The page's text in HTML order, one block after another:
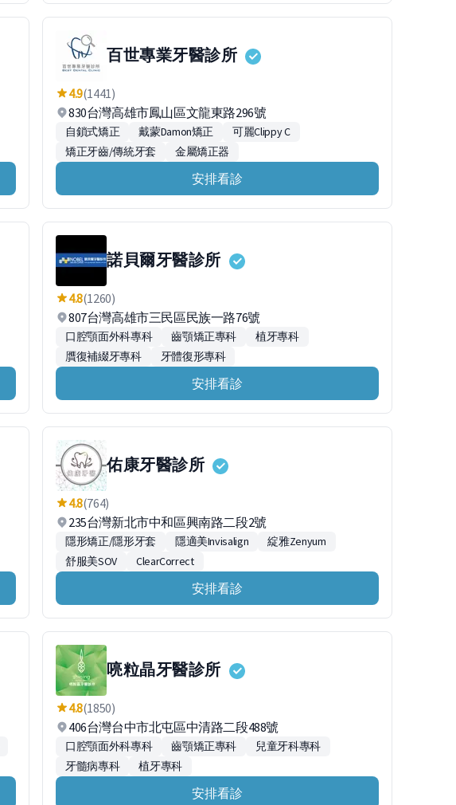
百世專業牙醫診所
4.9(1441)
830台灣高雄市鳳山區文龍東路296號
自鎖式矯正 戴蒙Damon矯正
可麗Clippy C
矯正牙齒/傳統牙套
金屬矯正器
安排看診
諾貝爾牙醫診所
4.8(1260)
807台灣高雄市三民區民族一路76號
口腔顎面外科專科 齒顎矯正專科
植牙專科
贋復補綴牙專科
牙體復形專科
安排看診
佑康牙醫診所
4.8(764)
235台灣新北市中和區興南路二段2號
隱形矯正/隱形牙套 隱適美Invisalign
綻雅Zenyum
舒服美SOV
ClearCorrect
安排看診
喨粒晶牙醫診所
4.8(1850)
406台灣台中市北屯區中清路二段488號
口腔顎面外科專科 齒顎矯正專科
兒童牙科專科
牙髓病專科
植牙專科
安排看診